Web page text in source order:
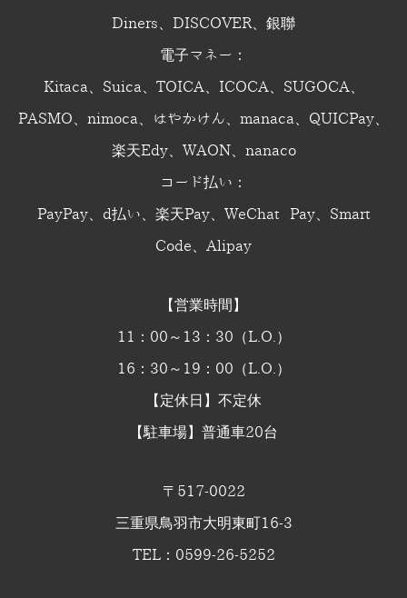
Diners、DISCOVER、銀聯
電子マネー：
Kitaca、Suica、TOICA、ICOCA、SUGOCA、
PASMO、nimoca、はやかけん、manaca、QUICPay、
楽天Edy、WAON、nanaco
コード払い：
PayPay、d払い、楽天Pay、WeChat Pay、Smart
Code、Alipay
【営業時間】
11：00～13：30（L.O.）
16：30～19：00（L.O.）
【定休日】不定休
【駐車場】普通車20台
〒517-0022
三重県鳥羽市大明東町16-3
TEL：0599-26-5252